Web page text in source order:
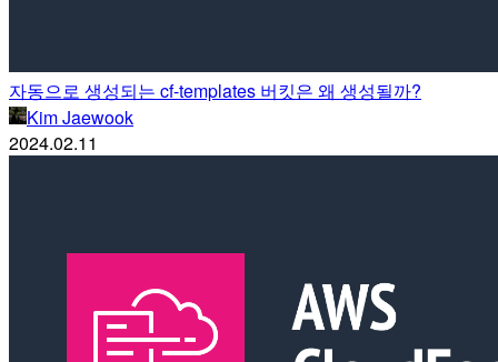
자동으로 생성되는 cf-templates 버킷은 왜 생성될까?
Kim Jaewook
2024.02.11